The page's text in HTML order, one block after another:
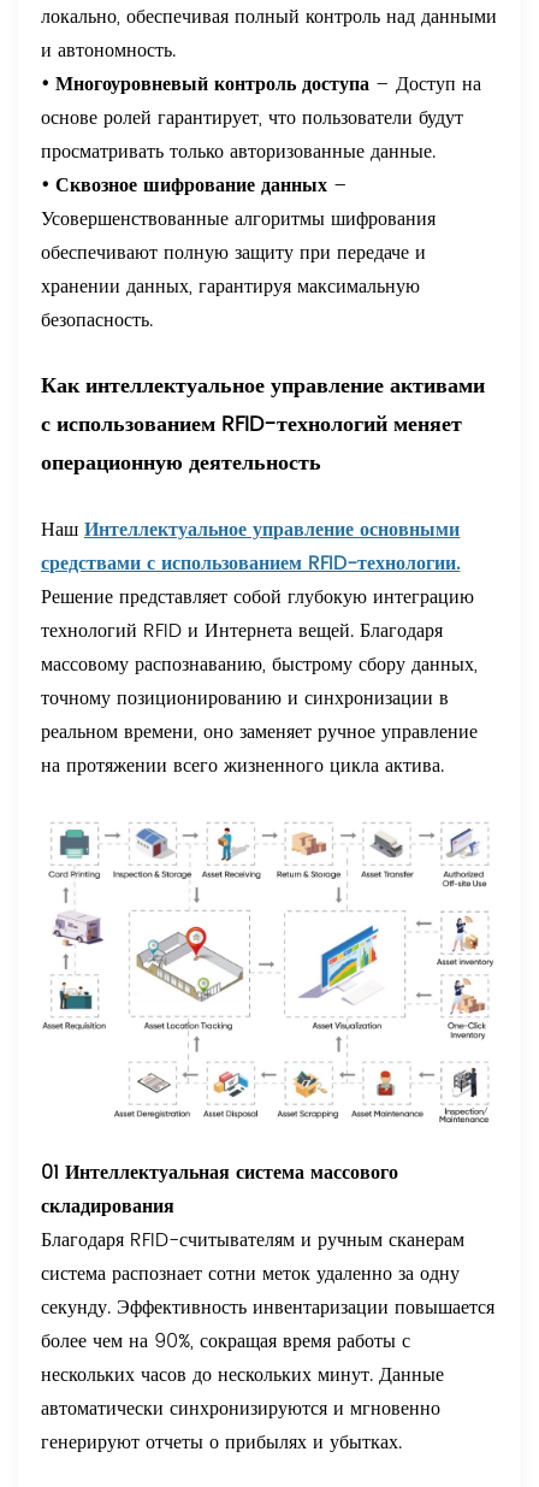
локально, обеспечивая полный контроль над данными
и автономность.
• Многоуровневый контроль доступа – Доступ на
основе ролей гарантирует, что пользователи будут
просматривать только авторизованные данные.
• Сквозное шифрование данных –
Усовершенствованные алгоритмы шифрования
обеспечивают полную защиту при передаче и
хранении данных, гарантируя максимальную
безопасность.
Как интеллектуальное управление активами
с использованием RFID-технологий меняет
операционную деятельность
НашИнтеллектуальное управление основными
средствами с использованием RFID-технологии.
Решение представляет собой глубокую интеграцию
технологий RFID и Интернета вещей. Благодаря
массовому распознаванию, быстрому сбору данных,
точному позиционированию и синхронизации в
реальном времени, оно заменяет ручное управление
на протяжении всего жизненного цикла актива.
01 Интеллектуальная система массового
складирования
Благодаря RFID-считывателям и ручным сканерам
система распознает сотни меток удаленно за одну
секунду. Эффективность инвентаризации повышается
более чем на 90%, сокращая время работы с
нескольких часов до нескольких минут. Данные
автоматически синхронизируются и мгновенно
генерируют отчеты о прибылях и убытках.